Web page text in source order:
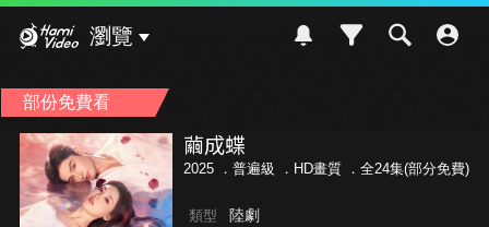
瀏覽
部份免費看
繭成蝶
2025 ． 普遍級 ．HD畫質 ．全24集(部分免費)
類型 陸劇